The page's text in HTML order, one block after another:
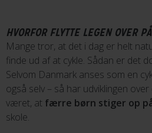
HVORFOR FLYTTE LEGEN OVER
Mange tror, at det i dag er helt
finde ud af at cykle. Sådan er det
Selvom Danmark anses som en
også selv – så har udviklingen
været, at færre børn stiger op
skole.